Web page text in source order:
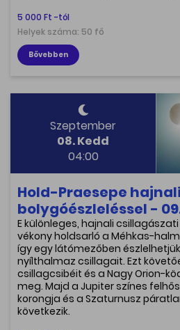
5 000 Ft -tól
Helyek száma: 50 fő
Bővebben
Szeptember
08. Kedd
04:00
Hold-Praesepe
bolygóészleléssel -
E különleges, hajnali
vékony holdsarló a Méhkas-
így egy látómezőben
nyílthalmaz csillagait. Ezt
csillagcsibéit és a Nagy Orion-
meg. Majd a Jupiter színes
korongja és a Szaturnusz
következik.